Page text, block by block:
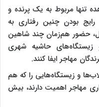
تنها مربوط به یک پرنده و
بودن چنین رفتاری به
حضور هم‌زمان چند شاهین
حاشیه شهری
مهاجر ایفا کنند.
و زیستگاه‌هایی را که هم
مهاجر اهمیت دارند، بیش